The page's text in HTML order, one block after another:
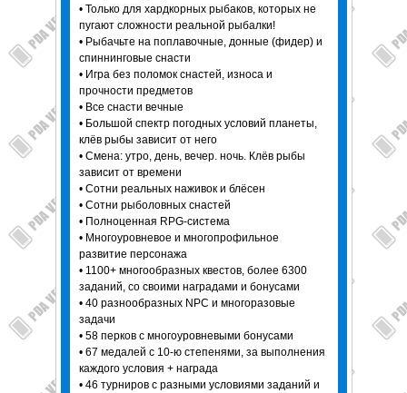
• Только для хардкорных рыбаков, которых не
пугают сложности реальной рыбалки!
• Рыбачьте на поплавочные, донные (фидер) и
спиннинговые снасти
• Игра без поломок снастей, износа и
прочности предметов
• Все снасти вечные
• Большой спектр погодных условий планеты,
клёв рыбы зависит от него
• Смена: утро, день, вечер. ночь. Клёв рыбы
зависит от времени
• Сотни реальных наживок и блёсен
• Сотни рыболовных снастей
• Полноценная RPG-система
• Многоуровневое и многопрофильное
развитие персонажа
• 1100+ многообразных квестов, более 6300
заданий, со своими наградами и бонусами
• 40 разнообразных NPC и многоразовые
задачи
• 58 перков с многоуровневыми бонусами
• 67 медалей с 10-ю степенями, за выполнения
каждого условия + награда
• 46 турниров с разными условиями заданий и